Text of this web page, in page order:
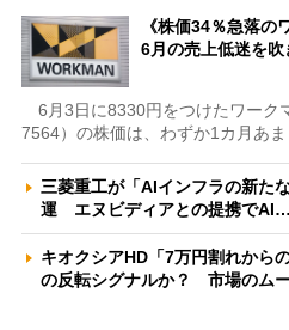
《株価34％急落の
6月の売上低迷を
6月3日に8330円をつけたワーク
7564）の株価は、わずか1カ月あ
三菱重工が「AIインフラの新た
運 エヌビディアとの提携でAI…
キオクシアHD「7万円割れから
の反転シグナルか？ 市場のム